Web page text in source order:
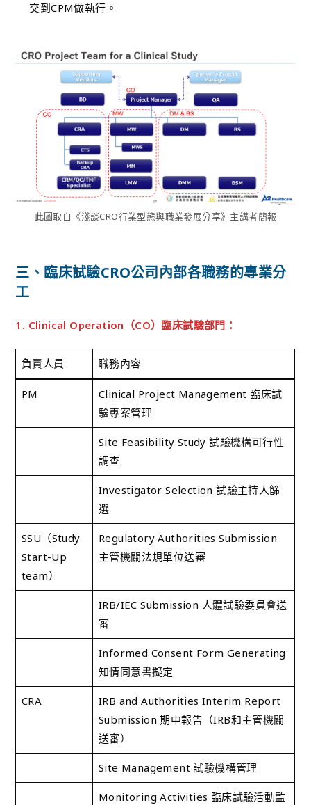
交到CPM做執行。
此圖取自《淺談CRO行業型態與職業發展分享》主講者簡報
三、臨床試驗CRO公司內部各職務的專業分
工
1. Clinical Operation（CO）臨床試驗部門：
負責人員 職務內容
PM
Clinical Project Management 臨床試
驗專案管理
Site Feasibility Study 試驗機構可行性
調查
Investigator Selection 試驗主持人篩
選
SSU（Study
Start-Up
team）
Regulatory Authorities Submission
主管機關法規單位送審
IRB/IEC Submission 人體試驗委員會送
審
Informed Consent Form Generating
知情同意書擬定
CRA
IRB and Authorities Interim Report
Submission 期中報告（IRB和主管機關
送審）
Site Management 試驗機構管理
Monitoring Activities 臨床試驗活動監